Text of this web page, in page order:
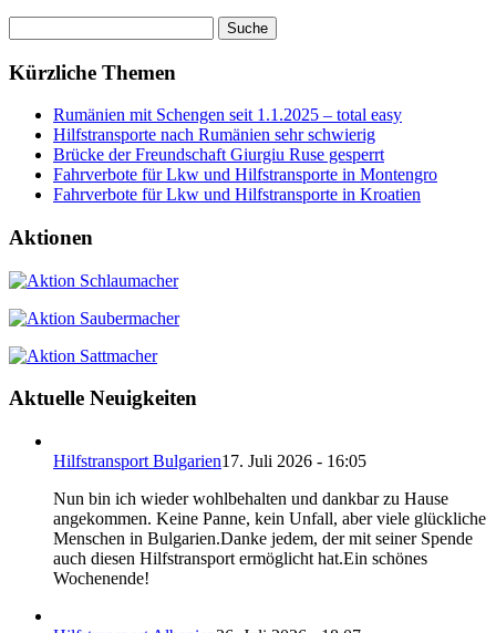
nach:
Kürzliche Themen
Rumänien mit Schengen seit 1.1.2025 – total easy
Hilfstransporte nach Rumänien sehr schwierig
Brücke der Freundschaft Giurgiu Ruse gesperrt
Fahrverbote für Lkw und Hilfstransporte in Montengro
Fahrverbote für Lkw und Hilfstransporte in Kroatien
Aktionen
Aktuelle Neuigkeiten
Hilfstransport Bulgarien17. Juli 2026 - 16:05
Nun bin ich wieder wohlbehalten und dankbar zu Hause
angekommen. Keine Panne, kein Unfall, aber viele glückliche
Menschen in Bulgarien.Danke jedem, der mit seiner Spende
auch diesen Hilfstransport ermöglicht hat.Ein schönes
Wochenende!